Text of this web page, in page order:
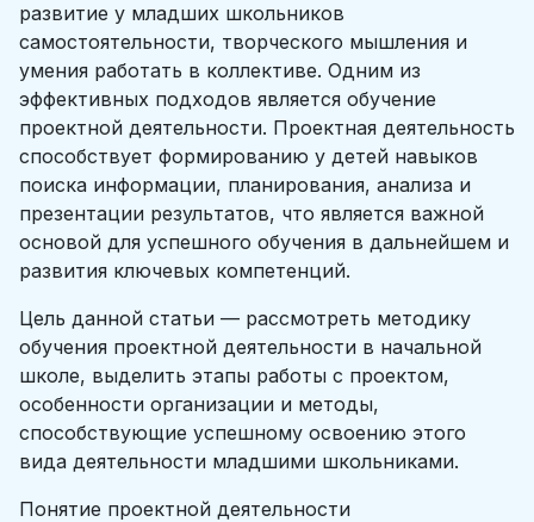
развитие у младших школьников
самостоятельности, творческого мышления и
умения работать в коллективе. Одним из
эффективных подходов является обучение
проектной деятельности. Проектная деятельность
способствует формированию у детей навыков
поиска информации, планирования, анализа и
презентации результатов, что является важной
основой для успешного обучения в дальнейшем и
развития ключевых компетенций.
Цель данной статьи — рассмотреть методику
обучения проектной деятельности в начальной
школе, выделить этапы работы с проектом,
особенности организации и методы,
способствующие успешному освоению этого
вида деятельности младшими школьниками.
Понятие проектной деятельности